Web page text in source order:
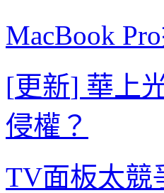
MacBook Pro
[更新] 華上
侵權？
TV面板太競